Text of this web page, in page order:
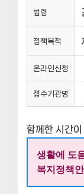
법령
정책목적
온라인신청
접수기관명
함께한 시간
생활에 도
복지정책